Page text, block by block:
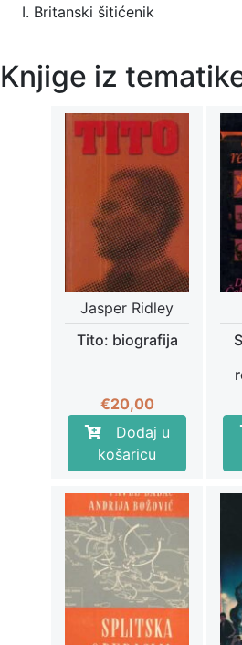
I. Britanski šitićenik
Knjige iz
Jasper Ridley
Tito: biografija
€20,00
Dodaj u
košaricu